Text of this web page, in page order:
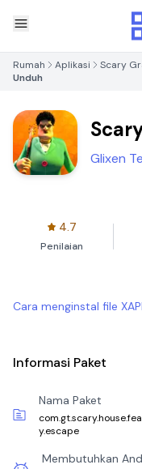
Rumah Aplikasi
Scary
Unduh
Fear
Glixen
4.7
Penilaian
Cara menginstal file
Informasi Paket
Nama Paket
y.escape
Membutuhkan